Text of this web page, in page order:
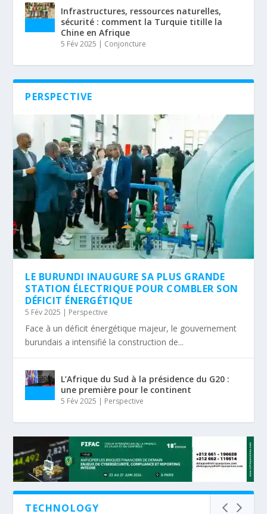
Infrastructures, ressources naturelles,
sécurité : comment la Turquie titille la
Chine en Afrique
5 Fév 2025 Conjoncture
PERSPECTIVE
LE BURUNDI INAUGURE SA PLUS GRANDE
STATION ÉLECTRIQUE POUR COMBLER SON
DÉFICIT ÉNERGÉTIQUE
5 Fév 2025 | Perspective
Face à un déficit énergétique majeur, le gouvernement
burundais a intensifié la construction de...
L’Afrique du Sud à la présidence du G20 :
une première pour le continent
5 Fév 2025 | Perspective
TECHNOLOGY